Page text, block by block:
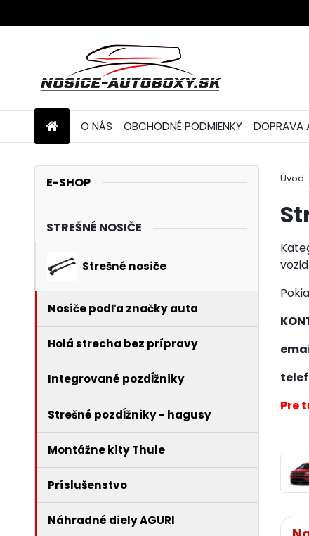
O NÁS OBCHODNÉ PODMIENKY DOPRAVA
E-SHOP
STREŠNÉ NOSIČE
Strešné nosiče
Nosiče podľa značky auta
Holá strecha bez prípravy
Integrované pozdĺžniky
Strešné pozdĺžniky - hagusy
Montážne kity Thule
Príslušenstvo
Náhradné diely AGURI
Úvod
Pre